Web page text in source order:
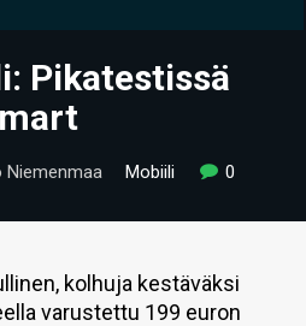
Pikatestissä
Niemenmaa Mobiili 0
kolhuja kestäväksi
varustettu 199 euron